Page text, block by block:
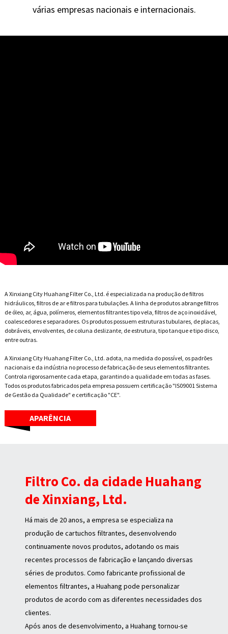
várias empresas nacionais e internacionais.
A Xinxiang City Huahang Filter Co., Ltd. é especializada na produção de filtros
hidráulicos, filtros de ar e filtros para tubulações. A linha de produtos abrange filtros
de óleo, ar, água, polímeros, elementos filtrantes tipo vela, filtros de aço inoxidável,
coalescedores e separadores. Os produtos possuem estruturas tubulares, de placas,
dobráveis, envolventes, de coluna deslizante, de estrutura, tipo tanque e tipo disco,
entre outras.
A Xinxiang City Huahang Filter Co., Ltd. adota, na medida do possível, os padrões
nacionais e da indústria no processo de fabricação de seus elementos filtrantes.
Controla rigorosamente cada etapa, garantindo a qualidade em todas as fases.
Todos os produtos fabricados pela empresa possuem certificação "IS09001 Sistema
de Gestão da Qualidade" e certificação "CE".
APARÊNCIA
Filtro Co. da cidade Huahang
de Xinxiang, Ltd.
Há mais de 20 anos, a empresa se especializa na
produção de cartuchos filtrantes, desenvolvendo
continuamente novos produtos, adotando os mais
recentes processos de fabricação e lançando diversas
séries de produtos. Como fabricante profissional de
elementos filtrantes, a Huahang pode personalizar
produtos de acordo com as diferentes necessidades dos
clientes.
Após anos de desenvolvimento, a Huahang tornou-se